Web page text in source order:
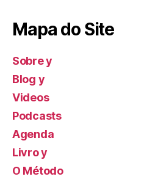
Mapa do Site
Sobre y
Blog y
Videos
Podcasts
Agenda
Livro y
O Método